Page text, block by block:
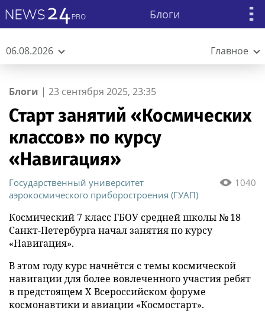
Блоги
06.08.2026 Главное
Блоги | 23 сентября 2025, 23:35
Старт занятий «Космических
классов» по курсу
«Навигация»
1040
Государственный университет
аэрокосмического приборостроения (ГУАП)
Космический 7 класс ГБОУ средней школы № 18
Санкт-Петербурга начал занятия по курсу
«Навигация».
В этом году курс начнётся с темы космической
навигации для более вовлеченного участия ребят
в предстоящем X Всероссийском форуме
космонавтики и авиации «Космостарт».